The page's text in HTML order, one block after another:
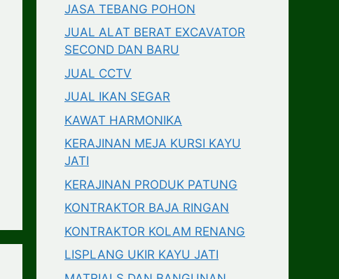
JASA TEBANG POHON
JUAL ALAT BERAT EXCAVATOR
SECOND DAN BARU
JUAL CCTV
JUAL IKAN SEGAR
KAWAT HARMONIKA
KERAJINAN MEJA KURSI KAYU
JATI
KERAJINAN PRODUK PATUNG
KONTRAKTOR BAJA RINGAN
KONTRAKTOR KOLAM RENANG
LISPLANG UKIR KAYU JATI